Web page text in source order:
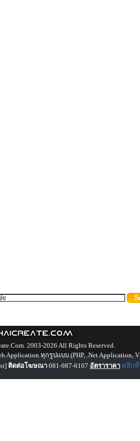
2003-2026 All Rights Reserved.
ทุกรูปแบบ (PHP, .Net Application,
] ติดต่อโฆษณา 081-987-6107 อัตราราคา คลิก